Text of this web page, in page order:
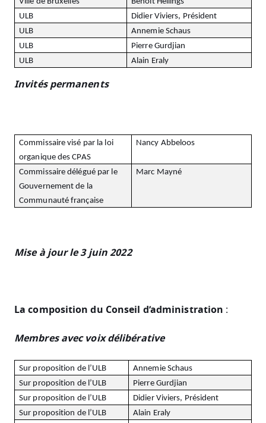
ULB
Didier Viviers, Président
ULB
Annemie Schaus
ULB
Pierre Gurdjian
ULB
Alain Eraly
Invités permanents
Commissaire visé par la loi
organique des CPAS
Nancy Abbeloos
Commissaire délégué par le
Gouvernement de la
Communauté française
Marc Mayné
Mise à jour le 3 juin 2022
La composition du Conseil d’administration :
Membres avec voix délibérative
Sur proposition de l’ULB
Annemie Schaus
Sur proposition de l’ULB
Pierre Gurdjian
Sur proposition de l’ULB
Didier Viviers, Président
Sur proposition de l’ULB
Alain Eraly